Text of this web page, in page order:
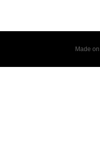
Made on